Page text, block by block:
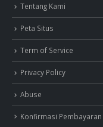
Tentang Kami
Peta Situs
Term of Service
Privacy Policy
Abuse
Konfirmasi Pembayaran